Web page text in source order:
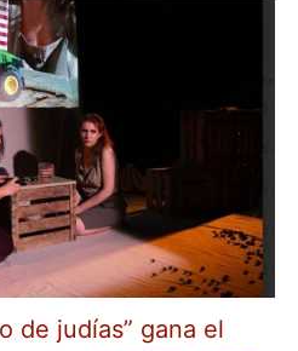
de judías” gana el